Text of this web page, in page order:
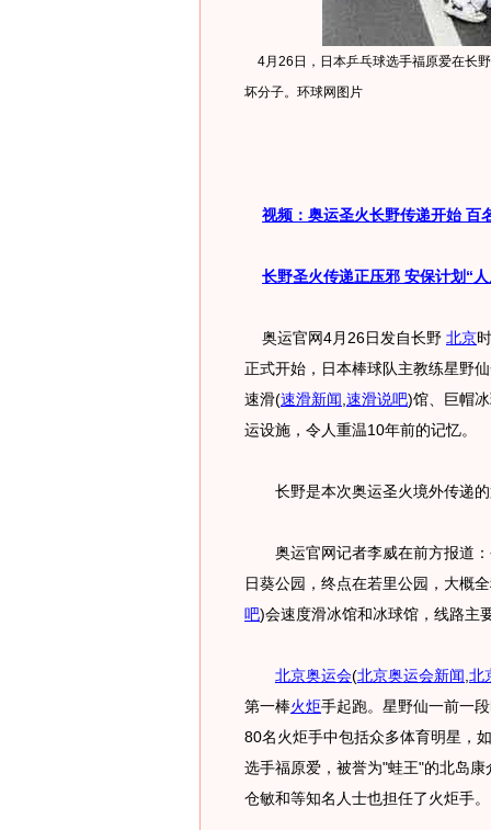
4月26日，日本乒乓球选手福原爱在长
坏分子。环球网图片
视频：奥运圣火长野传递开始 百
长野圣火传递正压邪 安保计划“
奥运官网4月26日发自长野 北京
正式开始，日本棒球队主教练星野
速滑(速滑新闻 速滑说吧)馆、巨帽
运设施，令人重温10年前的记忆。
长野是本次奥运圣火境外传递的
奥运官网记者李威在前方报道
日葵公园，终点在若里公园，大概
吧)会速度滑冰馆和冰球馆，线路主
北京奥运会(北京奥运会新闻 北
第一棒火炬手起跑。星野仙一前一
80名火炬手中包括众多体育明星，
选手福原爱，被誉为"蛙王"的北岛
仓敏和等知名人士也担任了火炬手。